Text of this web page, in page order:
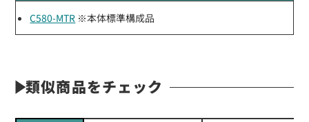
C580-MTR ※本体標準構成品
類似商品をチェック